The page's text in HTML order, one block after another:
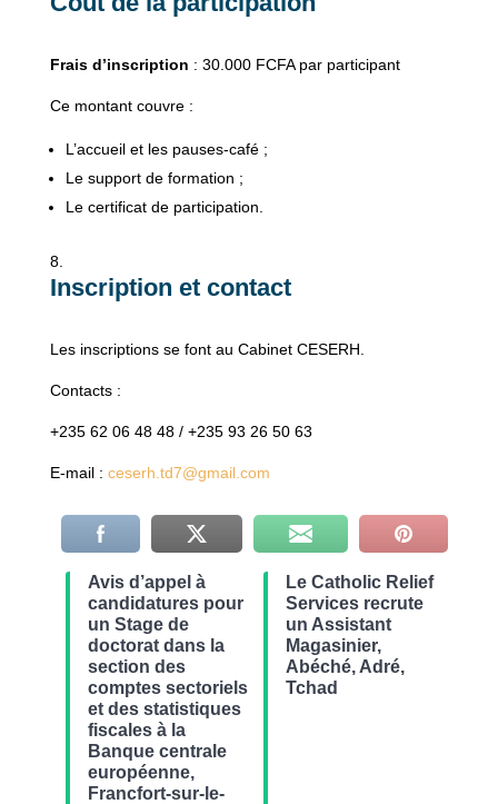
Frais d’inscription : 30.000 FCFA par participant
Ce montant couvre :
L’accueil et les pauses-café ;
Le support de formation ;
Le certificat de participation.
Inscription et contact
Les inscriptions se font au Cabinet CESERH.
Contacts :
+235 62 06 48 48 / +235 93 26 50 63
E-mail : ceserh.td7@gmail.com
Avis d’appel à
candidatures pour
un Stage de
doctorat dans la
section des
comptes sectoriels
et des statistiques
fiscales à la
Banque centrale
européenne,
Francfort-sur-le-
Le Catholic Relief
Services recrute
un Assistant
Magasinier,
Abéché, Adré,
Tchad